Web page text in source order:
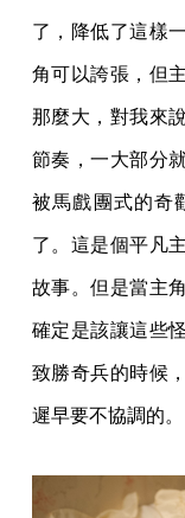
了，降低了這樣
角可以誇張，但
那麼大，對我來
節奏，一大部分
被馬戲團式的奇
了。這是個平凡
故事。但是當主
確定是該讓這些
致勝奇兵的時候
遲早要不協調的。